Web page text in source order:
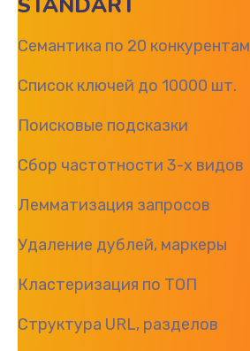
STANDART
Семантика по 20 конкурентам
Список ключей до 10000 шт.
Поисковые подсказки
Сбор частотности 3-х видов
Лемматизация запросов
Удаление дублей, маркеры
Кластеризация по ТОП
Структура URL, разделов